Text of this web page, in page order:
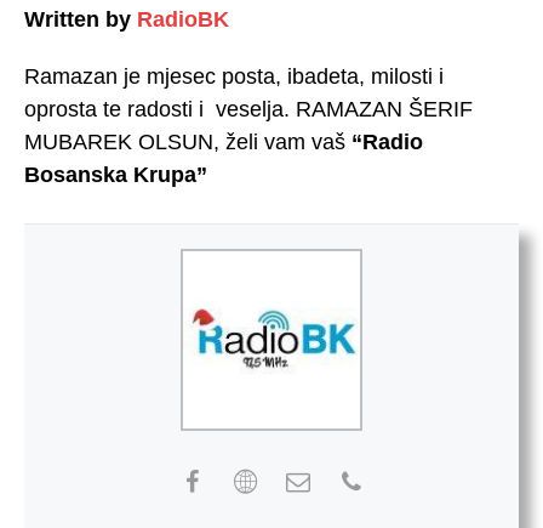
Written by RadioBK
Ramazan je mjesec posta, ibadeta, milosti i
oprosta te radosti i veselja. RAMAZAN ŠERIF
MUBAREK OLSUN, želi vam vaš “Radio
Bosanska Krupa”